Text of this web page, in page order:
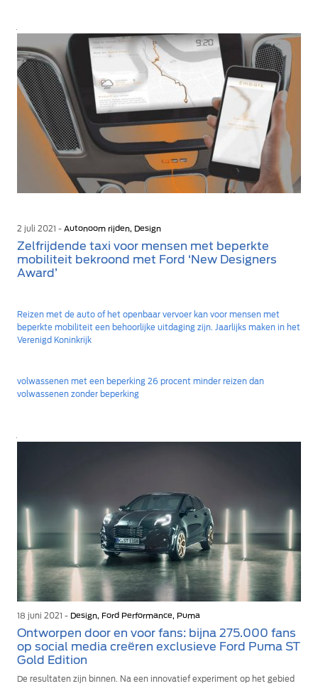
.
2 juli 2021 - Autonoom rijden, Design
Zelfrijdende taxi voor mensen met beperkte
mobiliteit bekroond met Ford ‘New Designers
Award’
Reizen met de auto of het openbaar vervoer kan voor mensen met
beperkte mobiliteit een behoorlijke uitdaging zijn. Jaarlijks maken in het
Verenigd Koninkrijk
volwassenen met een beperking 26 procent minder reizen dan
volwassenen zonder beperking
.
18 juni 2021 - Design, Ford Performance, Puma
Ontworpen door en voor fans: bijna 275.000 fans
op social media creëren exclusieve Ford Puma ST
Gold Edition
De resultaten zijn binnen. Na een innovatief experiment op het gebied